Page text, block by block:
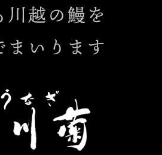
川越の鰻を
まいります